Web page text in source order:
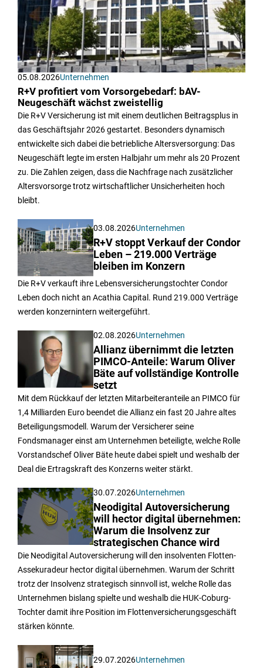
05.08.2026Unternehmen
R+V profitiert vom Vorsorgebedarf: bAV-
Neugeschäft wächst zweistellig
Die R+V Versicherung ist mit einem deutlichen Beitragsplus in
das Geschäftsjahr 2026 gestartet. Besonders dynamisch
entwickelte sich dabei die betriebliche Altersversorgung: Das
Neugeschäft legte im ersten Halbjahr um mehr als 20 Prozent
zu. Die Zahlen zeigen, dass die Nachfrage nach zusätzlicher
Altersvorsorge trotz wirtschaftlicher Unsicherheiten hoch
bleibt.
03.08.2026Unternehmen
R+V stoppt Verkauf der Condor
Leben – 219.000 Verträge
bleiben im Konzern
Die R+V verkauft ihre Lebensversicherungstochter Condor
Leben doch nicht an Acathia Capital. Rund 219.000 Verträge
werden konzernintern weitergeführt.
02.08.2026Unternehmen
Allianz übernimmt die letzten
PIMCO-Anteile: Warum Oliver
Bäte auf vollständige Kontrolle
setzt
Mit dem Rückkauf der letzten Mitarbeiteranteile an PIMCO für
1,4 Milliarden Euro beendet die Allianz ein fast 20 Jahre altes
Beteiligungsmodell. Warum der Versicherer seine
Fondsmanager einst am Unternehmen beteiligte, welche Rolle
Vorstandschef Oliver Bäte heute dabei spielt und weshalb der
Deal die Ertragskraft des Konzerns weiter stärkt.
30.07.2026Unternehmen
Neodigital Autoversicherung
will hector digital übernehmen:
Warum die Insolvenz zur
strategischen Chance wird
Die Neodigital Autoversicherung will den insolventen Flotten-
Assekuradeur hector digital übernehmen. Warum der Schritt
trotz der Insolvenz strategisch sinnvoll ist, welche Rolle das
Unternehmen bislang spielte und weshalb die HUK-Coburg-
Tochter damit ihre Position im Flottenversicherungsgeschäft
stärken könnte.
29.07.2026Unternehmen